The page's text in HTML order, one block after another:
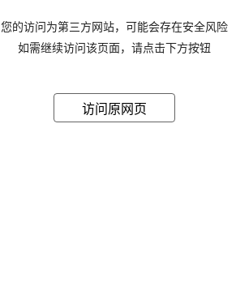
您的访问为第三方网站，可能会存在安全风险
如需继续访问该页面，请点击下方按钮
访问原网页